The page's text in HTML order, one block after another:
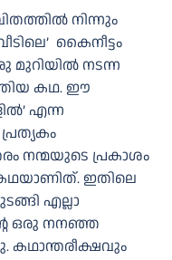
നിന്നും
കൈനീട്ടം
മുറിയിൽ നടന്ന
കഥ. ഈ
എന്ന
നന്മയുടെ പ്രകാശം
ഇതിലെ
എല്ലാ
ഒരു നനഞ്ഞ